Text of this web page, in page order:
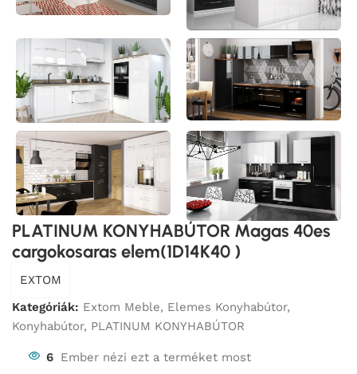
PLATINUM KONYHABÚTOR Magas 40es
cargokosaras elem(1D14K40 )
EXTOM
Kategóriák: Extom Meble, Elemes Konyhabútor,
Konyhabútor, PLATINUM KONYHABÚTOR
6 Ember nézi ezt a terméket most